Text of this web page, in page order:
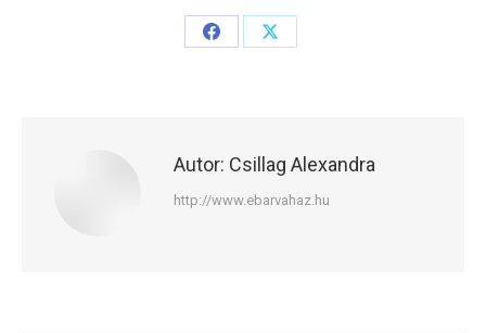
Share
Share
Autor: Csillag Alexandra
http://www.ebarvahaz.hu